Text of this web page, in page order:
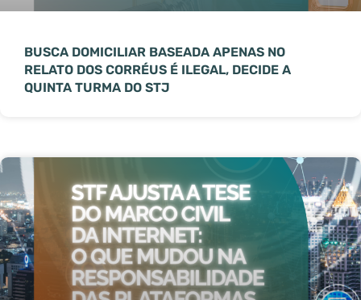
BUSCA DOMICILIAR BASEADA APENAS NO
RELATO DOS CORRÉUS É ILEGAL, DECIDE A
QUINTA TURMA DO STJ